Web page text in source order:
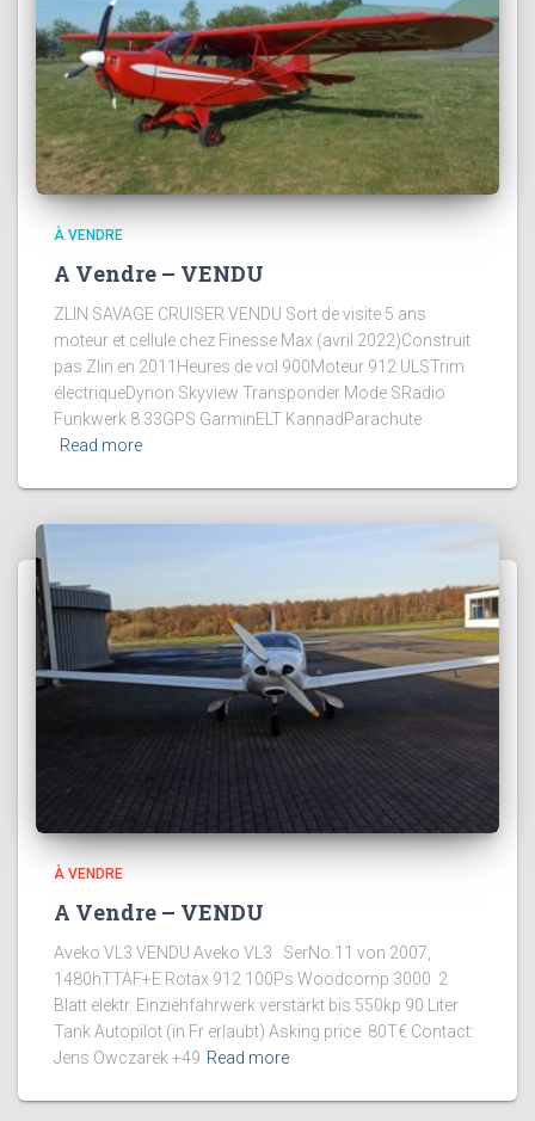
À VENDRE
A Vendre – VENDU
ZLIN SAVAGE CRUISER VENDU Sort de visite 5 ans
moteur et cellule chez Finesse Max (avril 2022)Construit
pas Zlin en 2011Heures de vol 900Moteur 912 ULSTrim
électriqueDynon Skyview Transponder Mode SRadio
Funkwerk 8.33GPS GarminELT KannadParachute
Read more
À VENDRE
A Vendre – VENDU
Aveko VL3 VENDU Aveko VL3 SerNo.11 von 2007,
1480hTTAF+E Rotax 912 100Ps Woodcomp 3000 2
Blatt elektr. Einziehfahrwerk verstärkt bis 550kp 90 Liter
Tank Autopilot (in Fr erlaubt) Asking price 80T€ Contact:
Jens Owczarek +49 Read more